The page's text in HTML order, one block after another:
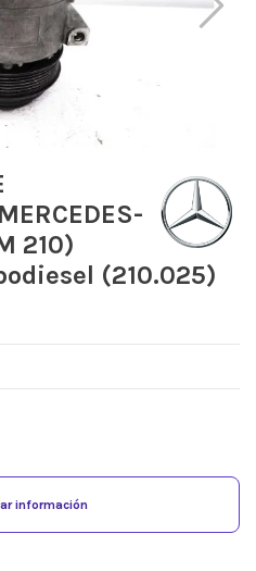
210)
(210.025)
información